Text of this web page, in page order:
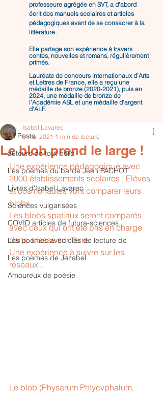
professeure agrégée en SVT, a d’abord
écrit des manuels scolaires et articles
pédagogiques avant de se consacrer à la
littérature.
Elle partage son expérience à travers
contes, nouvelles et romans, régulièrement
primés.
Lauréate de concours internationaux d’Arts
et Lettres de France, elle a reçu une
médaille de bronze (2020-2021), puis en
2024, une médaille de bronze de
l’Académie ASL et une médaille d’argent
d’ALF.
All Posts
auteurs de tout bord
Les poèmes du barde Jean PACHOT
Livres d'Isabel Lavarec
Sciences vulgarisées
COVID articles de futura-sciences .
Les poèmes avec clés de lecture de
Les poèmes de Jezabel
Amoureux de poèsie
All Posts
Le blob prend le large !
Isabel Lavarec
8 mai 2021 1 min de lecture
Une expérience pédagogique avec
2000 établissements scolaires ; Elèves
et cosmonautes vont comparer leurs
blobs.
Les blobs spatiaux seront comparés
avec ceux qui ont été pris en charge
dans  classe sur Terre.
Une expérience à suivre sur les
réseaux .
Le blob (Physarum PhIycvphalum,